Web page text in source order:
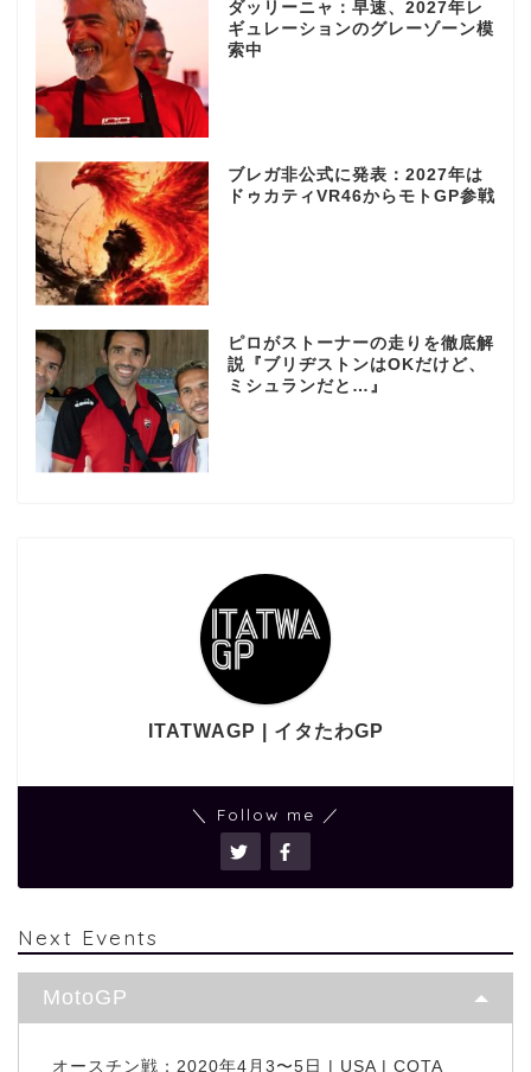
ダッリーニャ：早速、2027年レ
ギュレーションのグレーゾーン模
索中
ブレガ非公式に発表：2027年は
ドゥカティVR46からモトGP参戦
ピロがストーナーの走りを徹底解
説『ブリヂストンはOKだけど、
ミシュランだと…』
ITATWAGP | イタたわGP
＼ Follow me ／
Next Events
MotoGP
オースチン戦：2020年4月3〜5日 | USA | COTA